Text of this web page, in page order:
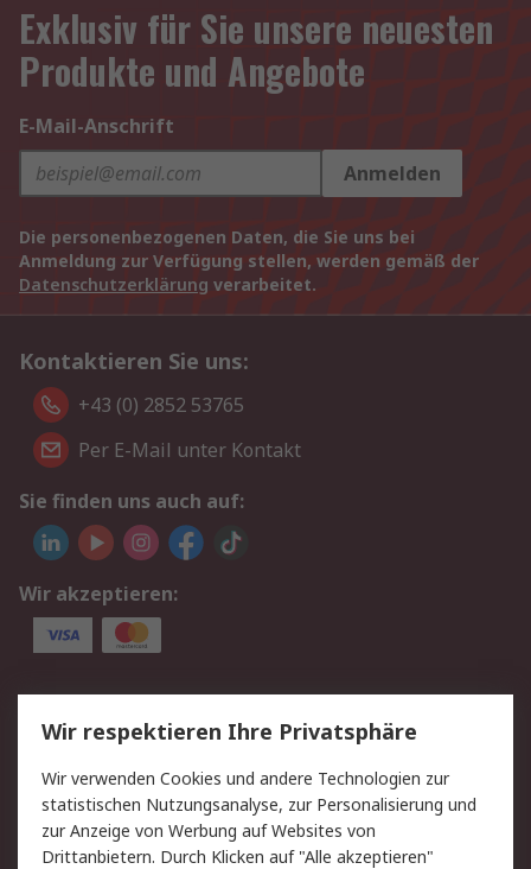
Exklusiv für Sie unsere neuesten
Produkte und Angebote
E-Mail-Anschrift
Anmelden
Die personenbezogenen Daten, die Sie uns bei
Anmeldung zur Verfügung stellen, werden gemäß der
Datenschutzerklärung verarbeitet.
Kontaktieren Sie uns:
+43 (0) 2852 53765
Per E-Mail unter Kontakt
Sie finden uns auch auf:
Wir akzeptieren:
Service
Value Added Services
Lieferlösungen
Rücksendung/Entsorgung Kontakt
Hilfe
Wir respektieren Ihre Privatsphäre
Wir verwenden Cookies und andere Technologien zur
statistischen Nutzungsanalyse, zur Personalisierung und
zur Anzeige von Werbung auf Websites von
Drittanbietern. Durch Klicken auf "Alle akzeptieren"